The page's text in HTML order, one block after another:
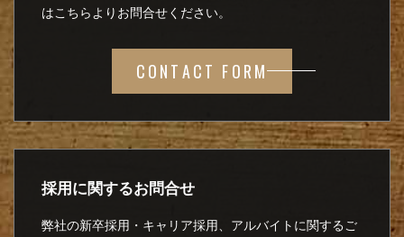
はこちらよりお問合せください。
CONTACT FORM
採用に関するお問合せ
弊社の新卒採用・キャリア採用、アルバイトに関するご